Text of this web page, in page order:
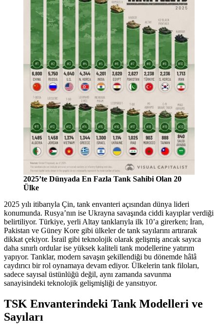
2025’te Dünyada En Fazla Tank Sahibi Olan 20
Ülke
2025 yılı itibarıyla Çin, tank envanteri açısından dünya lideri
konumunda. Rusya’nın ise Ukrayna savaşında ciddi kayıplar verdiği
belirtiliyor. Türkiye, yerli Altay tanklarıyla ilk 10’a girerken; İran,
Pakistan ve Güney Kore gibi ülkeler de tank sayılarını artırarak
dikkat çekiyor. İsrail gibi teknolojik olarak gelişmiş ancak sayıca
daha sınırlı ordular ise yüksek kaliteli tank modellerine yatırım
yapıyor. Tanklar, modern savaşın şekillendiği bu dönemde hâlâ
caydırıcı bir rol oynamaya devam ediyor. Ülkelerin tank filoları,
sadece sayısal üstünlüğü değil, aynı zamanda savunma
sanayisindeki teknolojik gelişmişliği de yansıtıyor.
TSK Envanterindeki Tank Modelleri ve
Sayıları